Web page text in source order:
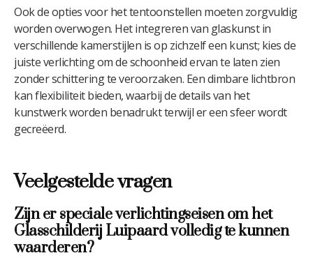
Ook de opties voor het tentoonstellen moeten zorgvuldig
worden overwogen. Het integreren van glaskunst in
verschillende kamerstijlen is op zichzelf een kunst; kies de
juiste verlichting om de schoonheid ervan te laten zien
zonder schittering te veroorzaken. Een dimbare lichtbron
kan flexibiliteit bieden, waarbij de details van het
kunstwerk worden benadrukt terwijl er een sfeer wordt
gecreëerd.
Veelgestelde vragen
Zijn er speciale verlichtingseisen om het
Glasschilderij Luipaard volledig te kunnen
waarderen?